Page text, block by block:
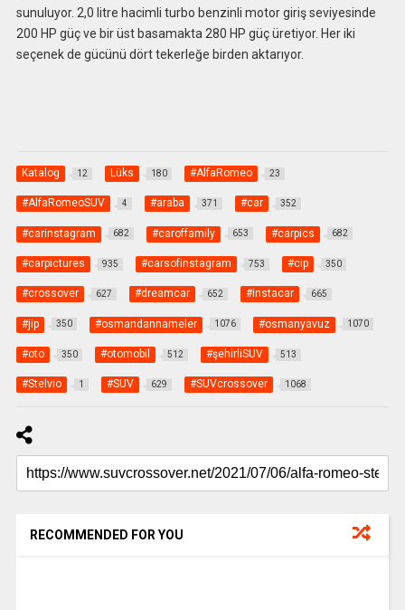
sunuluyor. 2,0 litre hacimli turbo benzinli motor giriş seviyesinde
200 HP güç ve bir üst basamakta 280 HP güç üretiyor. Her iki
seçenek de gücünü dört tekerleğe birden aktarıyor.
Katalog 12 Lüks 180 #AlfaRomeo 23
#AlfaRomeoSUV 4 #araba 371 #car 352
#carinstagram 682 #caroffamily 653 #carpics 682
#carpictures 935 #carsofinstagram 753 #cip 350
#crossover 627 #dreamcar 652 #instacar 665
#jip 350 #osmandannameler 1076 #osmanyavuz 1070
#oto 350 #otomobil 512 #şehirliSUV 513
#Stelvio 1 #SUV 629 #SUVcrossover 1068
RECOMMENDED FOR YOU